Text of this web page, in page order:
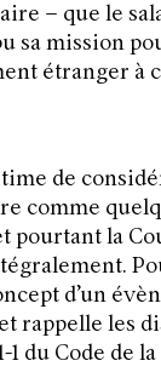
– que le
sa mission
étranger à
de
comme
pourtant la
d’un
rappelle les
1 du Code de